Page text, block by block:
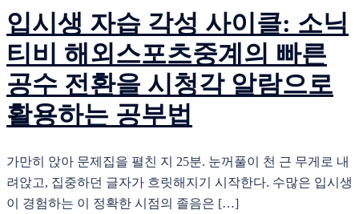
입시생 자습 각성 사이클: 소닉
티비 해외스포츠중계의 빠른
공수 전환을 시청각 알람으로
활용하는 공부법
가만히 앉아 문제집을 펼친 지 25분. 눈꺼풀이 천 근 무게로 내
려앉고, 집중하던 글자가 흐릿해지기 시작한다. 수많은 입시생
이 경험하는 이 정확한 시점의 졸음은 […]